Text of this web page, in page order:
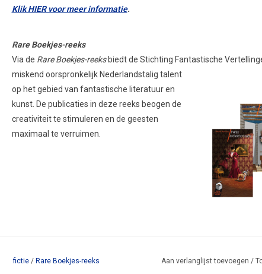
Klik HIER voor meer informatie.
RareBoekjes-reeks
Via de Rare Boekjes-reeks biedt de Stichting Fantastische
miskend oorspronkelijk Nederlandstalig talent
op het gebied van fantastische literatuur en
kunst. De publicaties in deze reeks beogen de
creativiteit te stimuleren en de geesten
maximaal te verruimen.
fictie / Rare Boekjes-reeks Aan verlanglijst toevoegen /